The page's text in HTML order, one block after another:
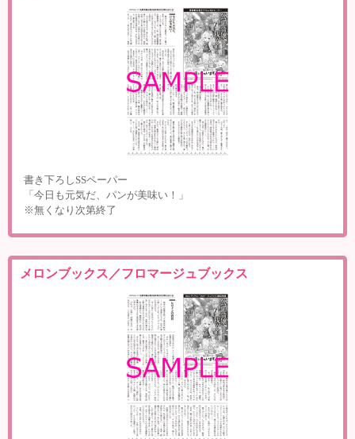
書き下ろしSSペーパー
「今日も元気だ、パンが美味い！」
※無くなり次第終了
メロンブックス／フロマージュブックス